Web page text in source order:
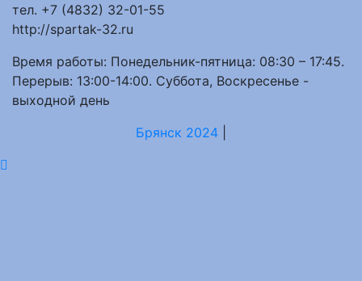
тел. +7 (4832) 32-01-55
http://spartak-32.ru
Время работы: Понедельник-пятница: 08:30 – 17:45.
Перерыв: 13:00-14:00. Суббота, Воскресенье -
выходной день
Брянск 2024